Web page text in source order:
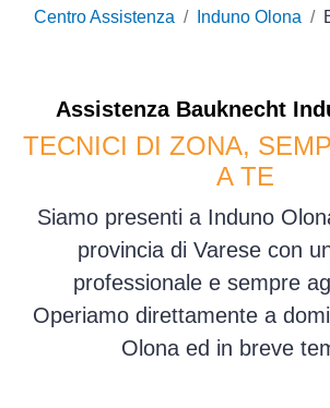
Centro Assistenza Induno Olona
Assistenza Bauknecht
TECNICI DI ZONA,
A TE
Siamo presenti a Induno
provincia di Varese con
professionale e sempre
Operiamo direttamente a
Olona ed in breve